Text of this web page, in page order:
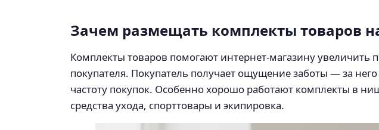
Зачем размещать комплекты товаров
Комплекты товаров помогают интернет-магазину увеличить
покупателя. Покупатель получает ощущение заботы — за
частоту покупок. Особенно хорошо работают комплекты в
средства ухода, спорттовары и экипировка.